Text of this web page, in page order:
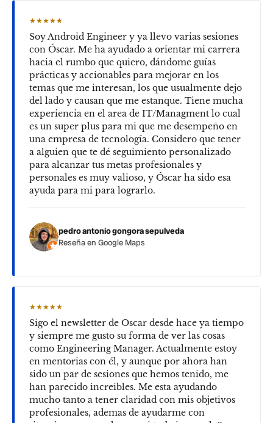
★★★★★
Soy Android Engineer y ya llevo varias sesiones
con Óscar. Me ha ayudado a orientar mi carrera
hacia el rumbo que quiero, dándome guías
prácticas y accionables para mejorar en los
temas que me interesan, los que usualmente dejo
del lado y causan que me estanque. Tiene mucha
experiencia en el area de IT/Managment lo cual
es un super plus para mi que me desempeño en
una empresa de tecnología. Considero que tener
a alguien que te dé seguimiento personalizado
para alcanzar tus metas profesionales y
personales es muy valioso, y Óscar ha sido esa
ayuda para mi para lograrlo.
pedro antonio gongora sepulveda
Reseña en Google Maps
★★★★★
Sigo el newsletter de Oscar desde hace ya tiempo
y siempre me gusto su forma de ver las cosas
como Engineering Manager. Actualmente estoy
en mentorias con él, y aunque por ahora han
sido un par de sesiones que hemos tenido, me
han parecido increibles. Me esta ayudando
mucho tanto a tener claridad con mis objetivos
profesionales, ademas de ayudarme con